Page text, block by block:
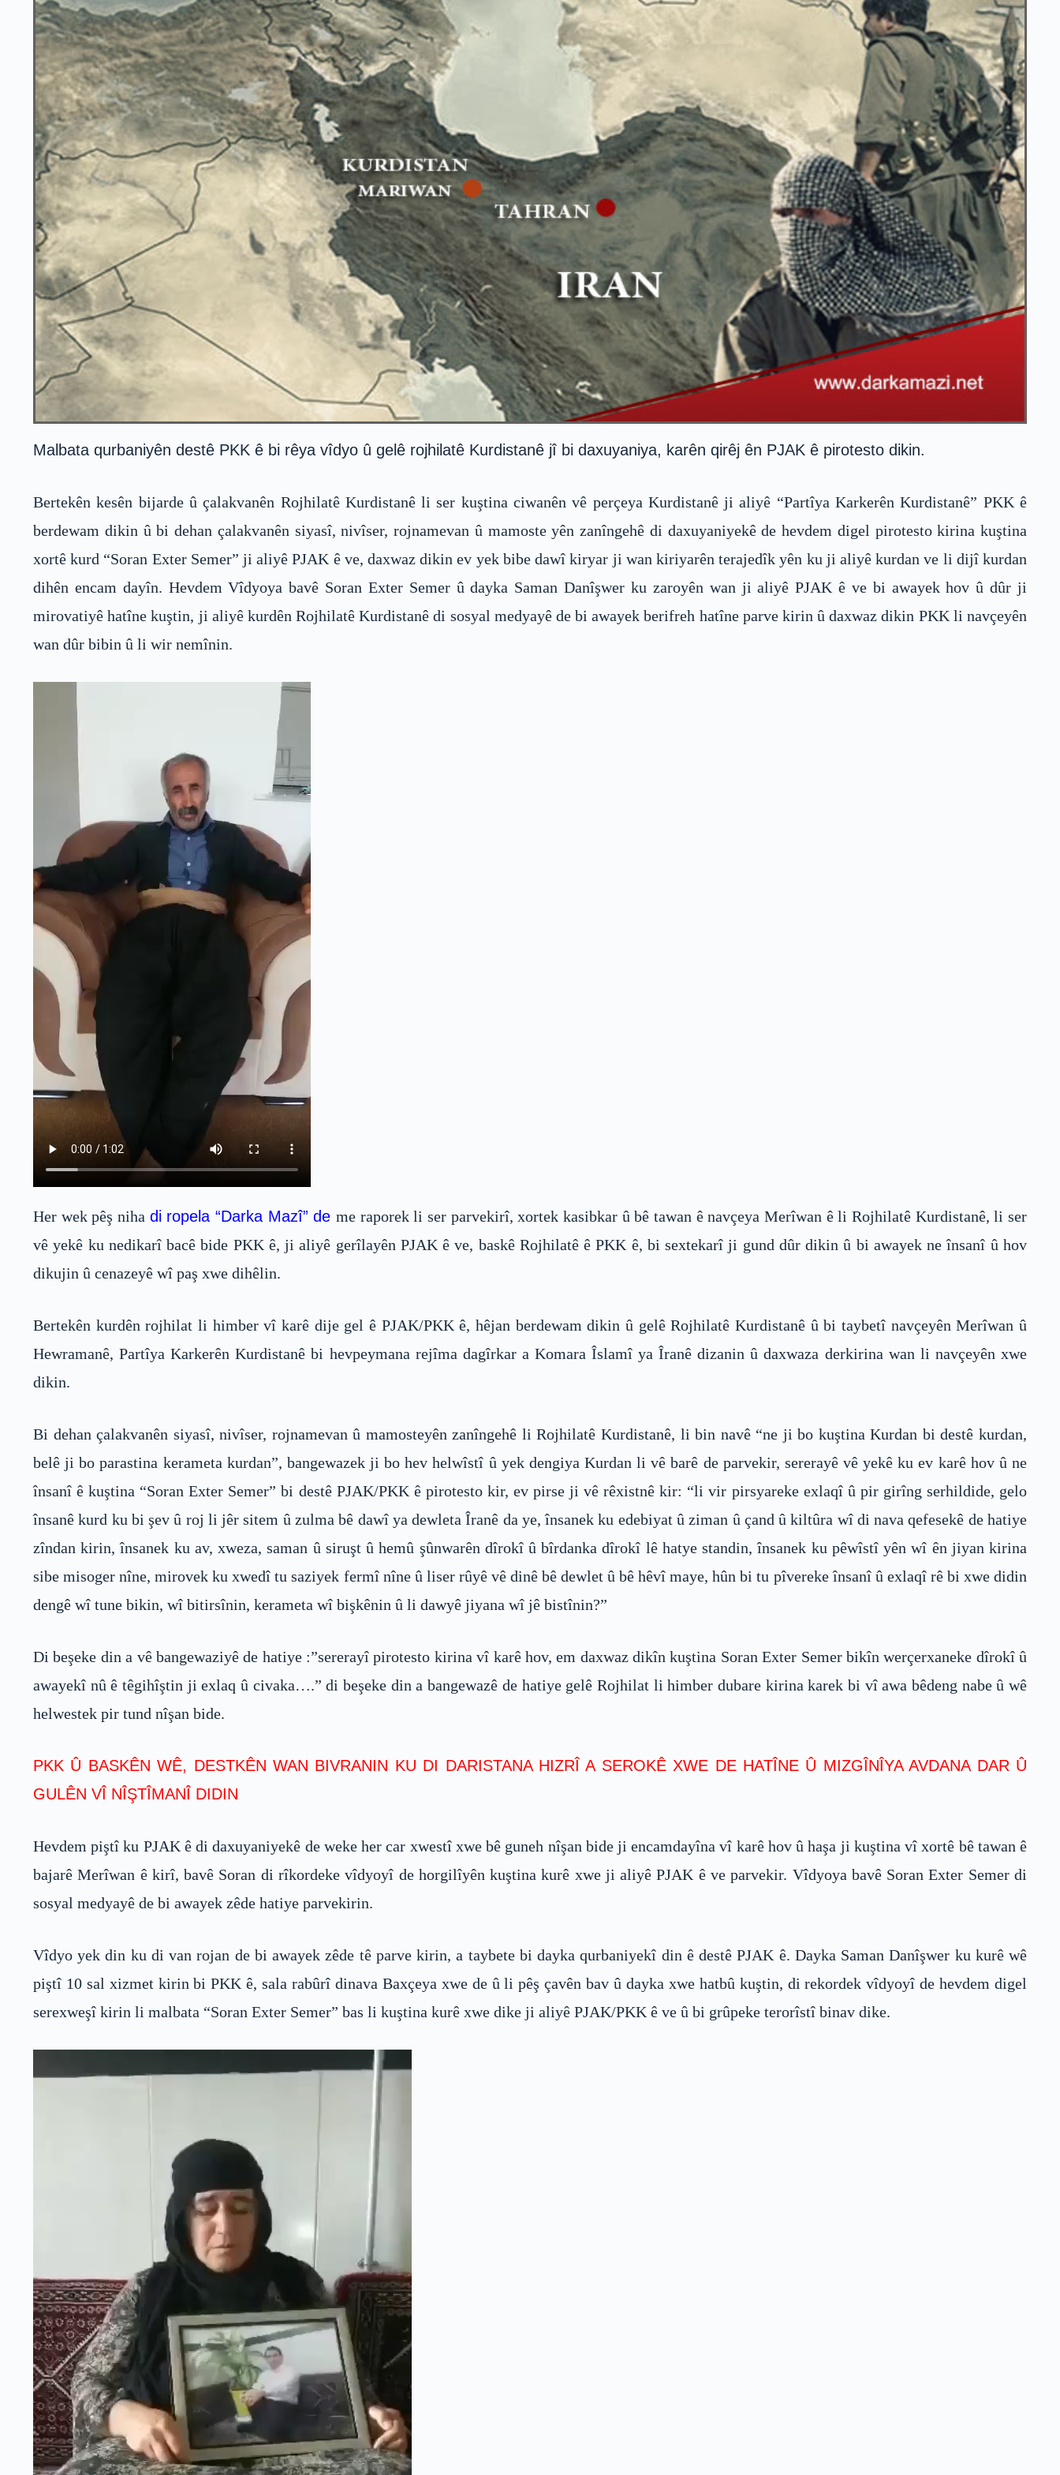
Malbata qurbaniyên destê PKK ê bi rêya vîdyo û gelê rojhilatê Kurdistanê jî bi daxuyaniya, karên qirêj ên PJAK ê pirotesto dikin.
Bertekên kesên bijarde û çalakvanên Rojhilatê Kurdistanê li ser kuştina ciwanên vê perçeya Kurdistanê ji aliyê “Partîya Karkerên Kurdistanê” PKK ê
berdewam dikin û bi dehan çalakvanên siyasî, nivîser, rojnamevan û mamoste yên zanîngehê di daxuyaniyekê de hevdem digel pirotesto kirina kuştina
xortê kurd “Soran Exter Semer” ji aliyê PJAK ê ve, daxwaz dikin ev yek bibe dawî kiryar ji wan kiriyarên terajedîk yên ku ji aliyê kurdan ve li dijî kurdan
dihên encam dayîn. Hevdem Vîdyoya bavê Soran Exter Semer û dayka Saman Danîşwer ku zaroyên wan ji aliyê PJAK ê ve bi awayek hov û dûr ji
mirovatiyê hatîne kuştin, ji aliyê kurdên Rojhilatê Kurdistanê di sosyal medyayê de bi awayek berifreh hatîne parve kirin û daxwaz dikin PKK li navçeyên
wan dûr bibin û li wir nemînin.
Her wek pêş niha di ropela “Darka Mazî” deme raporek li ser parvekirî, xortek kasibkar û bê tawan ê navçeya Merîwan ê li Rojhilatê Kurdistanê, li ser
vê yekê ku nedikarî bacê bide PKK ê, ji aliyê gerîlayên PJAK ê ve, baskê Rojhilatê ê PKK ê, bi sextekarî ji gund dûr dikin û bi awayek ne însanî û hov
dikujin û cenazeyê wî paş xwe dihêlin.
Bertekên kurdên rojhilat li himber vî karê dije gel ê PJAK/PKK ê, hêjan berdewam dikin û gelê Rojhilatê Kurdistanê û bi taybetî navçeyên Merîwan û
Hewramanê, Partîya Karkerên Kurdistanê bi hevpeymana rejîma dagîrkar a Komara Îslamî ya Îranê dizanin û daxwaza derkirina wan li navçeyên xwe
dikin.
Bi dehan çalakvanên siyasî, nivîser, rojnamevan û mamosteyên zanîngehê li Rojhilatê Kurdistanê, li bin navê “ne ji bo kuştina Kurdan bi destê kurdan,
belê ji bo parastina kerameta kurdan”, bangewazek ji bo hev helwîstî û yek dengiya Kurdan li vê barê de parvekir, sererayê vê yekê ku ev karê hov û ne
însanî ê kuştina “Soran Exter Semer” bi destê PJAK/PKK ê pirotesto kir, ev pirse ji vê rêxistnê kir: “li vir pirsyareke exlaqî û pir girîng serhildide, gelo
însanê kurd ku bi şev û roj li jêr sitem û zulma bê dawî ya dewleta Îranê da ye, însanek ku edebiyat û ziman û çand û kiltûra wî di nava qefesekê de hatiye
zîndan kirin, însanek ku av, xweza, saman û siruşt û hemû şûnwarên dîrokî û bîrdanka dîrokî lê hatye standin, însanek ku pêwîstî yên wî ên jiyan kirina
sibe misoger nîne, mirovek ku xwedî tu saziyek fermî nîne û liser rûyê vê dinê bê dewlet û bê hêvî maye, hûn bi tu pîvereke însanî û exlaqî rê bi xwe didin
dengê wî tune bikin, wî bitirsînin, kerameta wî bişkênin û li dawyê jiyana wî jê bistînin?”
Di beşeke din a vê bangewaziyê de hatiye :”sererayî pirotesto kirina vî karê hov, em daxwaz dikîn kuştina Soran Exter Semer bikîn werçerxaneke dîrokî û
awayekî nû ê têgihîştin ji exlaq û civaka….” di beşeke din a bangewazê de hatiye gelê Rojhilat li himber dubare kirina karek bi vî awa bêdeng nabe û wê
helwestek pir tund nîşan bide.
PKK Û BASKÊN WÊ, DESTKÊN WAN BIVRANIN KU DI DARISTANA HIZRÎ A SEROKÊ XWE DE HATÎNE Û MIZGÎNÎYA AVDANA DAR Û
GULÊN VÎ NÎŞTÎMANÎ DIDIN
Hevdem piştî ku PJAK ê di daxuyaniyekê de weke her car xwestî xwe bê guneh nîşan bide ji encamdayîna vî karê hov û haşa ji kuştina vî xortê bê tawan ê
bajarê Merîwan ê kirî, bavê Soran di rîkordeke vîdyoyî de horgilîyên kuştina kurê xwe ji aliyê PJAK ê ve parvekir. Vîdyoya bavê Soran Exter Semer di
sosyal medyayê de bi awayek zêde hatiye parvekirin.
Vîdyo yek din ku di van rojan de bi awayek zêde tê parve kirin, a taybete bi dayka qurbaniyekî din ê destê PJAK ê. Dayka Saman Danîşwer ku kurê wê
piştî 10 sal xizmet kirin bi PKK ê, sala rabûrî dinava Baxçeya xwe de û li pêş çavên bav û dayka xwe hatbû kuştin, di rekordek vîdyoyî de hevdem digel
serexweşî kirin li malbata “Soran Exter Semer” bas li kuştina kurê xwe dike ji aliyê PJAK/PKK ê ve û bi grûpeke terorîstî binav dike.